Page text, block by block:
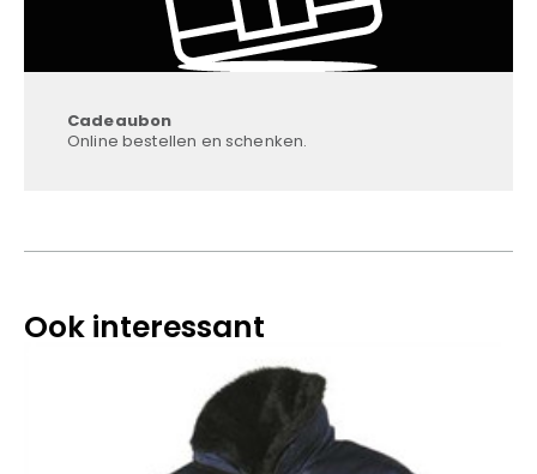
Cadeaubon
Online bestellen en schenken.
Ook interessant